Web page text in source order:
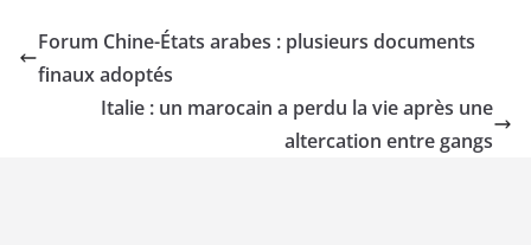
Forum Chine-États arabes : plusieurs documents
finaux adoptés
Italie : un marocain a perdu la vie après une
altercation entre gangs